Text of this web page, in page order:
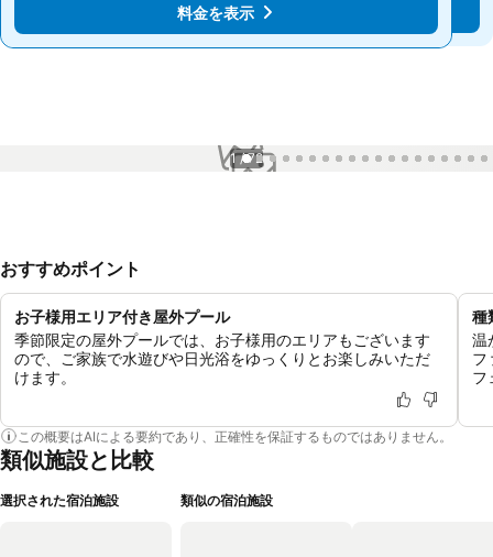
料金を表示
料金を表示
1 / 72
おすすめポイント
お子様用エリア付き屋外プール
季節限定の屋外プールでは、お子様用のエリアもございます
ので、ご家族で水遊びや日光浴をゆっくりとお楽しみいただ
けます。
種
温
フ
フ
この概要はAIによる要約であり、正確性を保証するものではありません。
類似施設と比較
選択された宿泊施設 類似の宿泊施設